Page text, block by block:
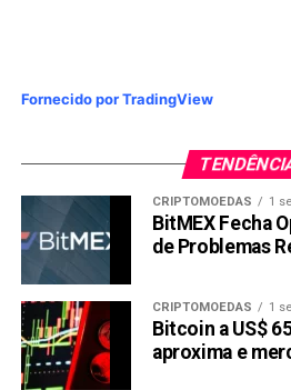
Fornecido por TradingView
CRIPTOMOEDAS 1
BitMEX Fecha
de Problemas
CRIPTOMOEDAS 1
Bitcoin a US$
aproxima e